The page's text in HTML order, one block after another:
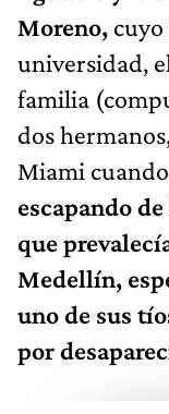
Moreno,
universidad,
familia
dos
Miami
escapando
que
Medellín,
uno de sus
por